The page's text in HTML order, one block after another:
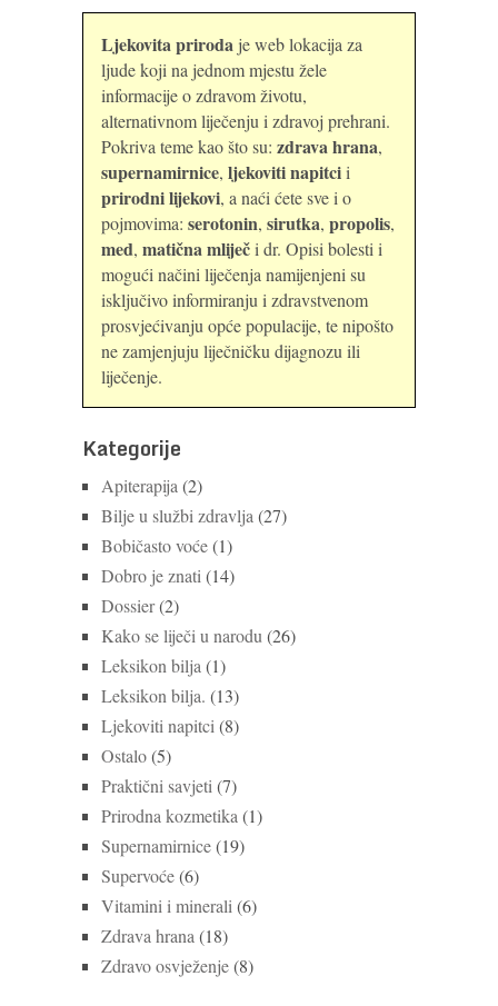
Ljekovita priroda je web lokacija za
ljude koji na jednom mjestu žele
informacije o zdravom životu,
alternativnom liječenju i zdravoj prehrani.
Pokriva teme kao što su: zdrava hrana,
supernamirnice, ljekoviti napitcii
prirodni lijekovi, a naći ćete sve i o
pojmovima: serotonin, sirutka, propolis,
med, matična mliječi dr. Opisi bolesti i
mogući načini liječenja namijenjeni su
isključivo informiranju i zdravstvenom
prosvjećivanju opće populacije, te nipošto
ne zamjenjuju liječničku dijagnozu ili
liječenje.
Kategorije
Apiterapija (2)
Bilje u službi zdravlja (27)
Bobičasto voće(1)
Dobro je znati (14)
Dossier(2)
Kako se liječi u narodu (26)
Leksikon bilja (1)
Leksikon bilja. (13)
Ljekoviti napitci (8)
Ostalo(5)
Praktični savjeti (7)
Prirodna kozmetika (1)
Supernamirnice(19)
Supervoće(6)
Vitamini i minerali (6)
Zdrava hrana (18)
Zdravo osvježenje(8)